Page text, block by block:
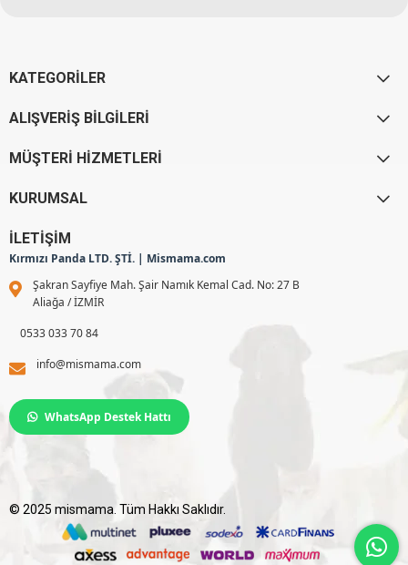
KATEGORİLER
ALIŞVERİŞ BİLGİLERİ
MÜŞTERİ HİZMETLERİ
KURUMSAL
İLETİŞİM
Kırmızı Panda LTD. ŞTİ. | Mismama.com
Şakran Sayfiye Mah. Şair Namık Kemal Cad. No: 27 B
Aliağa / İZMİR
0533 033 70 84
info@mismama.com
WhatsApp Destek Hattı
© 2025 mismama. Tüm Hakkı Saklıdır.